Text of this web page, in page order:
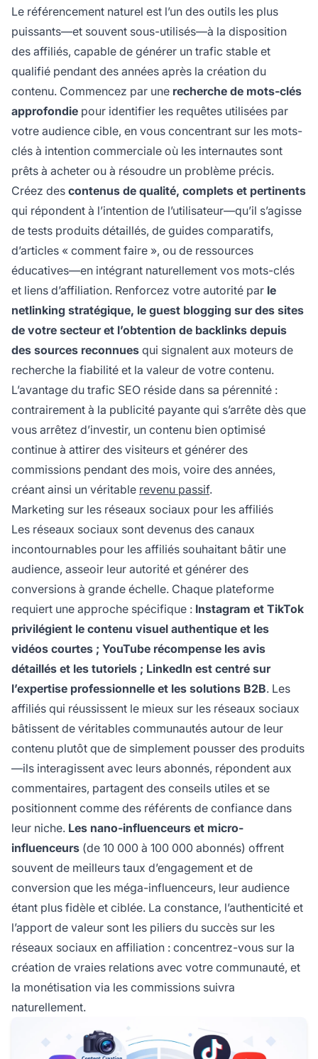
Le référencement naturel est l’un des outils les plus
puissants—et souvent sous-utilisés—à la disposition
des affiliés, capable de générer un trafic stable et
qualifié pendant des années après la création du
contenu. Commencez par une recherche de mots-clés
approfondie pour identifier les requêtes utilisées par
votre audience cible, en vous concentrant sur les mots-
clés à intention commerciale où les internautes sont
prêts à acheter ou à résoudre un problème précis.
Créez des contenus de qualité, complets et pertinents
qui répondent à l’intention de l’utilisateur—qu’il s’agisse
de tests produits détaillés, de guides comparatifs,
d’articles « comment faire », ou de ressources
éducatives—en intégrant naturellement vos mots-clés
et liens d’affiliation. Renforcez votre autorité par le
netlinking stratégique, le guest blogging sur des sites
de votre secteur et l’obtention de backlinks depuis
des sources reconnues qui signalent aux moteurs de
recherche la fiabilité et la valeur de votre contenu.
L’avantage du trafic SEO réside dans sa pérennité :
contrairement à la publicité payante qui s’arrête dès que
vous arrêtez d’investir, un contenu bien optimisé
continue à attirer des visiteurs et générer des
commissions pendant des mois, voire des années,
créant ainsi un véritable revenu passif.
Marketing sur les réseaux sociaux pour les affiliés
Les réseaux sociaux sont devenus des canaux
incontournables pour les affiliés souhaitant bâtir une
audience, asseoir leur autorité et générer des
conversions à grande échelle. Chaque plateforme
requiert une approche spécifique : Instagram et TikTok
privilégient le contenu visuel authentique et les
vidéos courtes ; YouTube récompense les avis
détaillés et les tutoriels ; LinkedIn est centré sur
l’expertise professionnelle et les solutions B2B. Les
affiliés qui réussissent le mieux sur les réseaux sociaux
bâtissent de véritables communautés autour de leur
contenu plutôt que de simplement pousser des produits
—ils interagissent avec leurs abonnés, répondent aux
commentaires, partagent des conseils utiles et se
positionnent comme des référents de confiance dans
leur niche. Les nano-influenceurs et micro-
influenceurs (de 10 000 à 100 000 abonnés) offrent
souvent de meilleurs taux d’engagement et de
conversion que les méga-influenceurs, leur audience
étant plus fidèle et ciblée. La constance, l’authenticité et
l’apport de valeur sont les piliers du succès sur les
réseaux sociaux en affiliation : concentrez-vous sur la
création de vraies relations avec votre communauté, et
la monétisation via les commissions suivra
naturellement.